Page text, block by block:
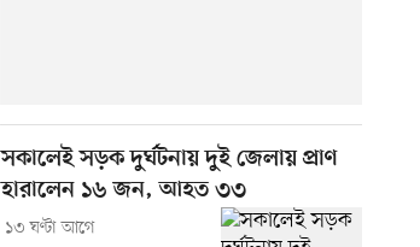
সকালেই সড়ক দুর্ঘটনায় দুই জেলায় প্রাণ
হারালেন ১৬ জন, আহত ৩৩
১৩ ঘণ্টা আগে